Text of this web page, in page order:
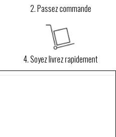
2. Passez commande
4. Soyez livrez rapidement